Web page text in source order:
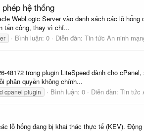
hệ thống
WebLogic Server vào danh sách các lỗ
tấn công, thay vì chỉ...
Bình luận: 0 Diễn đàn: Tin tức An ninh
trong plugin LiteSpeed dành cho
phân quyền không chính...
cpanel plugin Bình luận: 0 Diễn đàn: Tin tức
lỗ hổng đang bị khai thác thực tế (KEV).